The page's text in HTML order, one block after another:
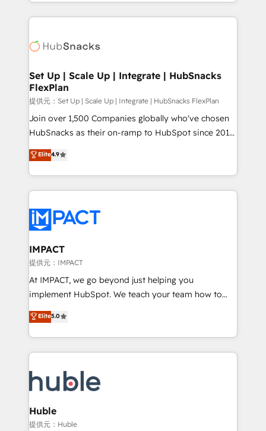
WooCommerce, BuilderTrend, and more Experience
the difference — reach out to see how AI + HubSpot
results)! In short, our services include: - HubSpot
HubSpot development: websites, custom modules,
marketing, advertising, campaigns, content and
design We connect people, data and technology to
improve customer experiences. With our bright
people, exciting ideas and can-do mentality, we
ensure revenue growth on a daily basis. So tell us
team of 100+ experts is ready for you! Driving digital
growth | www.brightdigital.com
Set Up | Scale Up | Integrate | HubSnacks
FlexPlan
提供元：Set Up | Scale Up | Integrate | HubSnacks FlexPlan
Join over 1,500 Companies globally who've chosen
HubSnacks as their on-ramp to HubSpot since 2014
Simple pay-as-you-go plans that accelerate value...
1️⃣ Set Up | Onboarding New or Check-fixing existing
HubSpot portals 2️⃣ Scale Up | 100% HubSpot Task
Execution... Global 24/7 ... All Experts 3️⃣ Integrate |
Slash months from your API Integration project... ⬅️
Click "Contact Business" ⬅️ to access 150+ Kickstart
Integration templates that put HubSpot in the center
of your tech stack, syncing... 🛍️ Shopify or
WooCommerce 💲 Stripe or Paypal 💰 Sage or
Netsuite 🤖 Google or Microsoft ✍️ DocuSign or
the rare Advanced "Custom Integrations"
Accreditation, securely sync data across... 🔄 any
new HubSpot portal with Advanced Website and
CRM Migrations using our in-house "HubScrub" Tool.
Elite4.9
IMPACT
提供元：IMPACT
At IMPACT, we go beyond just helping you
implement HubSpot. We teach your team how to
master it. As the creators of the Endless Customers
System™ (the next evolution of They Ask, You
Answer), we’re the only HubSpot partner built
entirely around coaching and training. That means
skills, processes, and internal team you need to
attract the right buyers, close deals faster, and grow
without outside dependencies. You’ll learn how to: •
Set up, audit, and organize your HubSpot portal •
Elite5.0
Huble
提供元：Huble